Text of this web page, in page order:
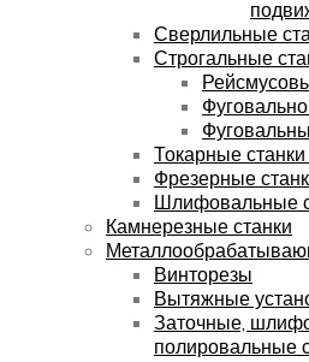
Сверлильные
Строгальные
Токарные
Фрезерные
Шлифовальные
Камнерезные станки
Винторезы
Вытяжные
Заточные,
полировальные